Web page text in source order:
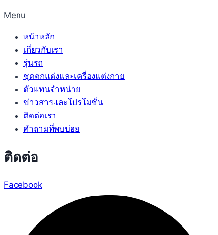
Menu
หน้าหลัก
เกี่ยวกับเรา
รุ่นรถ
ชุดตกแต่งและเครื่องแต่งกาย
ตัวแทนจำหน่าย
ข่าวสารและโปรโมชั่น
ติดต่อเรา
คำถามที่พบบ่อย
ติดต่อ
Facebook